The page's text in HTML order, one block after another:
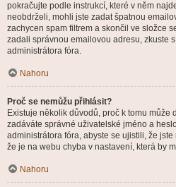
pokračujte podle instrukcí, které v něm
neobdrželi, mohli jste zadat špatnou
zachycen spam filtrem a skončil ve složce
zadali správnou emailovou adresu, zkuste
administrátora fóra.
Nahoru
Proč se nemůžu přihlásit?
Existuje několik důvodů, proč k tomu může
zadáváte správné uživatelské jméno a
administrátora fóra, abyste se ujistili, že
že je na webu chyba v nastavení, která by
Nahoru